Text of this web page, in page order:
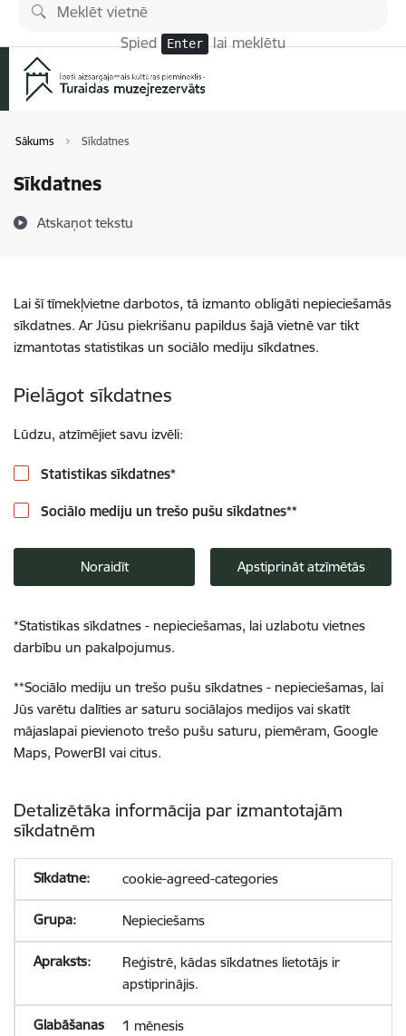
Pāriet uz lapas saturu
Spied Enter lai meklētu
Sākums Sīkdatnes
Sīkdatnes
Atskaņot tekstu
Lai šī tīmekļvietne darbotos, tā izmanto obligāti nepieciešamās
sīkdatnes. Ar Jūsu piekrišanu papildus šajā vietnē var tikt
izmantotas statistikas un sociālo mediju sīkdatnes.
Pielāgot sīkdatnes
Lūdzu, atzīmējiet savu izvēli:
Statistikas sīkdatnes*
Sociālo mediju un trešo pušu sīkdatnes**
Noraidīt Apstiprināt atzīmētās
*Statistikas sīkdatnes - nepieciešamas, lai uzlabotu vietnes
darbību un pakalpojumus.
**Sociālo mediju un trešo pušu sīkdatnes - nepieciešamas, lai
Jūs varētu dalīties ar saturu sociālajos medijos vai skatīt
mājaslapai pievienoto trešo pušu saturu, piemēram, Google
Maps, PowerBI vai citus.
Detalizētāka informācija par izmantotajām
sīkdatnēm
cookie-agreed-categories
Nepieciešams
Reģistrē, kādas sīkdatnes lietotājs ir
apstiprinājis.
1 mēnesis